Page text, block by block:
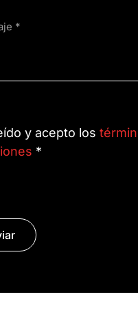
y acepto los
*